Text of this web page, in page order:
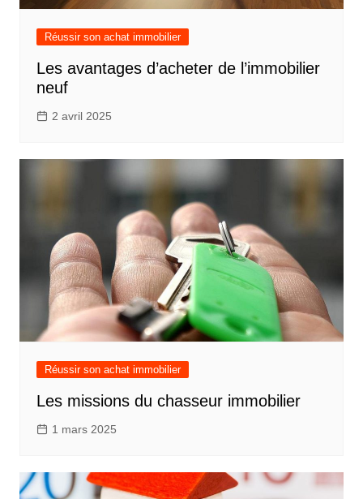
Réussir son achat immobilier
Les avantages d’acheter de l’immobilier
neuf
2 avril 2025
Réussir son achat immobilier
Les missions du chasseur immobilier
1 mars 2025